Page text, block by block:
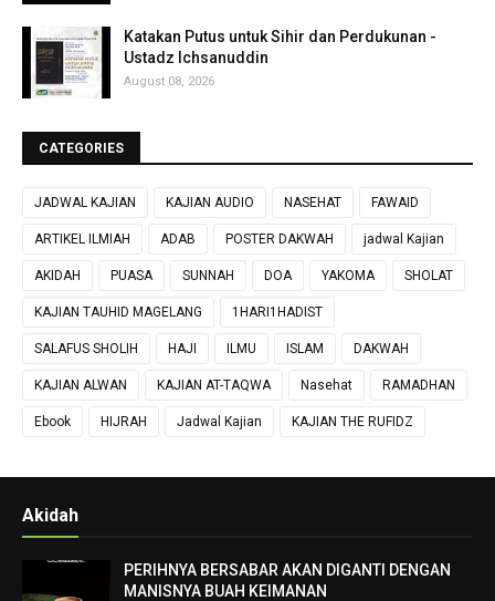
Katakan Putus untuk Sihir dan Perdukunan -
Ustadz Ichsanuddin
August 08, 2026
CATEGORIES
JADWAL KAJIAN KAJIAN AUDIO NASEHAT FAWAID
ARTIKEL ILMIAH ADAB POSTER DAKWAH jadwal Kajian
AKIDAH PUASA SUNNAH DOA YAKOMA SHOLAT
KAJIAN TAUHID MAGELANG 1HARI1HADIST
SALAFUS SHOLIH HAJI ILMU ISLAM DAKWAH
KAJIAN ALWAN KAJIAN AT-TAQWA Nasehat RAMADHAN
Ebook HIJRAH Jadwal Kajian KAJIAN THE RUFIDZ
Akidah
PERIHNYA BERSABAR AKAN DIGANTI DENGAN
MANISNYA BUAH KEIMANAN